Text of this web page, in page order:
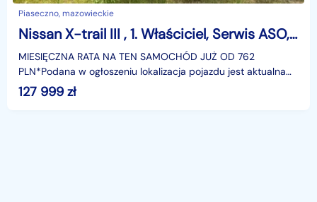
Piaseczno, mazowieckie
Nissan X-trail III , 1. Właściciel, Serwis ASO, Automat, VAT 23%, Klimatronic,
MIESIĘCZNA RATA NA TEN SAMOCHÓD JUŻ OD 762
PLN*Podana w ogłoszeniu lokalizacja pojazdu jest aktualna
na dzień wystawienia ogłoszenia. Przed przyjazdem do
salonu
127 999 zł